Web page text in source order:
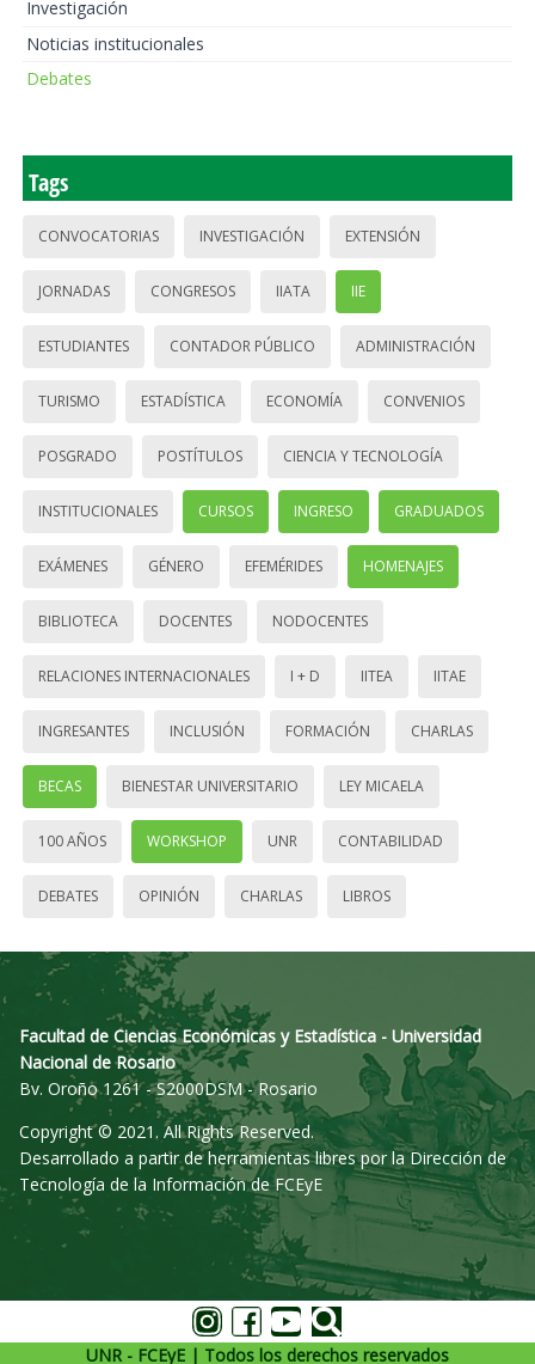
Investigación
Noticias institucionales
Debates
Tags
CONVOCATORIAS INVESTIGACIÓN EXTENSIÓN
JORNADAS CONGRESOS IIATA IIE
ESTUDIANTES CONTADOR PÚBLICO ADMINISTRACIÓN
TURISMO ESTADÍSTICA ECONOMÍA CONVENIOS
POSGRADO POSTÍTULOS CIENCIA Y TECNOLOGÍA
INSTITUCIONALES CURSOS INGRESO GRADUADOS
EXÁMENES GÉNERO EFEMÉRIDES HOMENAJES
BIBLIOTECA DOCENTES NODOCENTES
RELACIONES INTERNACIONALES I + D IITEA IITAE
INGRESANTES INCLUSIÓN FORMACIÓN CHARLAS
BECAS BIENESTAR UNIVERSITARIO LEY MICAELA
100 AÑOS WORKSHOP UNR CONTABILIDAD
DEBATES OPINIÓN CHARLAS LIBROS
Facultad de Ciencias Económicas y Estadística - Universidad
Nacional de Rosario
Bv. Oroño 1261 - S2000DSM - Rosario
Copyright © 2021. All Rights Reserved.
Desarrollado a partir de herramientas libres por la Dirección de
Tecnología de la Información de FCEyE
UNR - FCEyE | Todos los derechos reservados